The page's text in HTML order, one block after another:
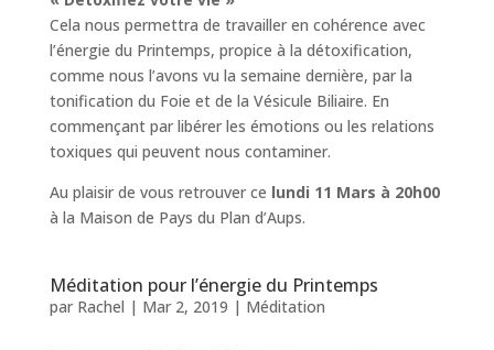
Cela nous permettra de travailler en cohérence avec
l’énergie du Printemps, propice à la détoxification,
comme nous l’avons vu la semaine dernière, par la
tonification du Foie et de la Vésicule Biliaire. En
commençant par libérer les émotions ou les relations
toxiques qui peuvent nous contaminer.
Au plaisir de vous retrouver ce lundi 11 Mars à 20h00
à la Maison de Pays du Plan d’Aups.
Méditation pour l’énergie du Printemps
par Rachel | Mar 2, 2019 | Méditation